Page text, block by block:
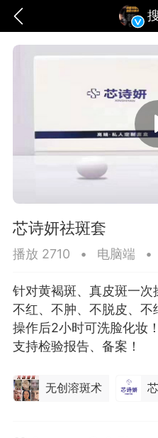
爆汗熊 芯诗妍
卡卡动能素 卡卡美业
熊 肤色重建术
芯诗妍祛斑套
播放 2710 • 电脑端 •
针对黄褐斑、真皮斑一次
不红、不肿、不脱皮、不
操作后2小时可洗脸化妆！
支持检验报告、备案！
无创溶斑术